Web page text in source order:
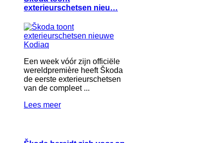
exterieurschetsen nieu…
Een week vóór zijn officiële
wereldpremière heeft Škoda
de eerste exterieurschetsen
van de compleet ...
Lees meer